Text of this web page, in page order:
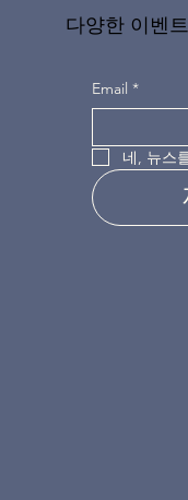
다양한 이벤
Email *
네, 뉴스